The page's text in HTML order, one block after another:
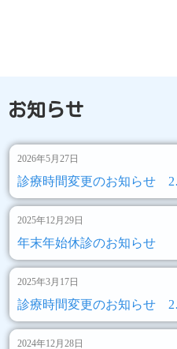
お知らせ
2026年5月27日
診療時間変更のお知らせ
2025年12月29日
年末年始休診のお知らせ
2025年3月17日
診療時間変更のお知らせ
2024年12月28日